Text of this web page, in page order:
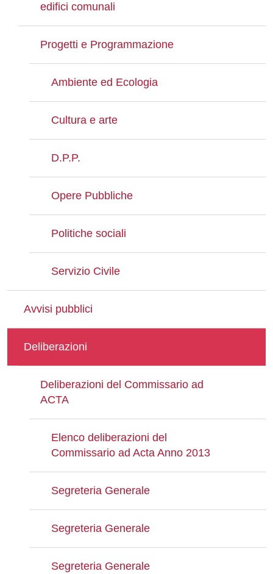
edifici comunali
Progetti e Programmazione
Ambiente ed Ecologia
Cultura e arte
D.P.P.
Opere Pubbliche
Politiche sociali
Servizio Civile
Avvisi pubblici
Deliberazioni
Deliberazioni del Commissario ad
ACTA
Elenco deliberazioni del
Commissario ad Acta Anno 2013
Segreteria Generale
Segreteria Generale
Segreteria Generale